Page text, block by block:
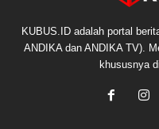
KUBUS.ID adalah portal
ANDIKA dan ANDIKA TV).
khususnya